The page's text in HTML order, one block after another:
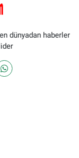
dünyadan haberler